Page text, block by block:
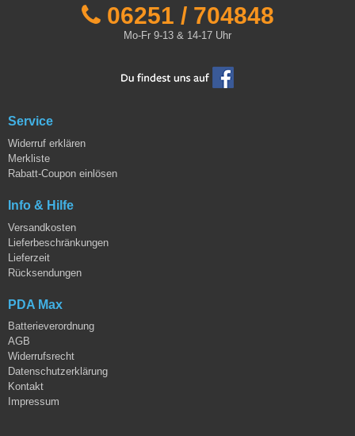
06251 / 704848
Mo-Fr 9-13 & 14-17 Uhr
Service
Widerruf erklären
Merkliste
Rabatt-Coupon einlösen
Info & Hilfe
Versandkosten
Lieferbeschränkungen
Lieferzeit
Rücksendungen
PDA Max
Batterieverordnung
AGB
Widerrufsrecht
Datenschutzerklärung
Kontakt
Impressum